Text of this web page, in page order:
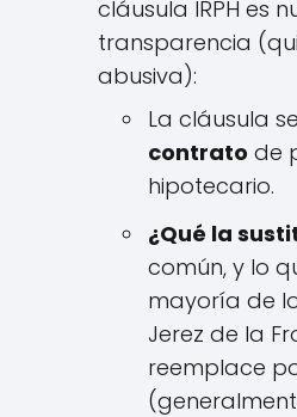
cláusula IRPH es
transparencia
abusiva):
La cláusula se
contrato de
hipotecario.
¿Qué la
común, y lo
mayoría de
Jerez de la
reemplace